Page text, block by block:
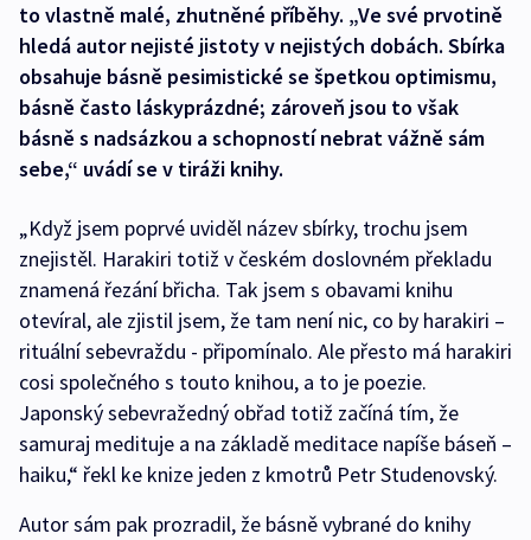
to vlastně malé, zhutněné příběhy. „Ve své prvotině
hledá autor nejisté jistoty v nejistých dobách. Sbírka
obsahuje básně pesimistické se špetkou optimismu,
básně často láskyprázdné; zároveň jsou to však
básně s nadsázkou a schopností nebrat vážně sám
sebe,“ uvádí se v tiráži knihy.
„Když jsem poprvé uviděl název sbírky, trochu jsem
znejistěl. Harakiri totiž v českém doslovném překladu
znamená řezání břicha. Tak jsem s obavami knihu
otevíral, ale zjistil jsem, že tam není nic, co by harakiri –
rituální sebevraždu - připomínalo. Ale přesto má harakiri
cosi společného s touto knihou, a to je poezie.
Japonský sebevražedný obřad totiž začíná tím, že
samuraj medituje a na základě meditace napíše báseň –
haiku,“ řekl ke knize jeden z kmotrů Petr Studenovský.
Autor sám pak prozradil, že básně vybrané do knihy